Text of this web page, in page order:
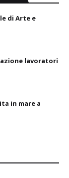
di Arte e
lavoratori
in mare a